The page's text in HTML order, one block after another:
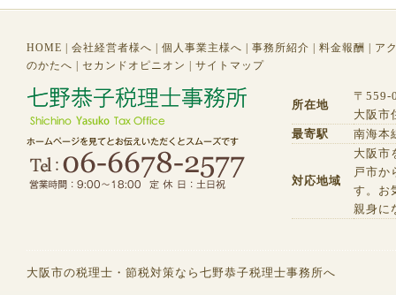
HOME 会社経営者様へ 個人事業主様へ 事務所紹介 料金報酬
ア
のかたへ
セカンドオピニオン サイトマップ
所在地
〒559-
大阪市
最寄駅
南海
対応地域
大阪市
戸市か
す。お
親身に
大阪市の税理士・節税対策なら七野恭子税理士事務所へ